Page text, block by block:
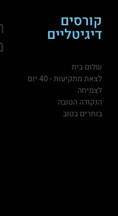
קורסים
דיגיטליים
שלום בית
לצאת מתקיעות - 40 יום
לצמיחה
הנקודה הטובה
בוחרים בטוב